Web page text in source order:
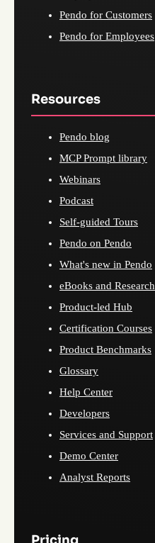
Pendo for Customers
Pendo for Employees
Resources
Pendo blog
MCP Prompt library
Webinars
Podcast
Self-guided Tours
Pendo on Pendo
What's new in Pendo
eBooks and Research
Product-led Hub
Certification Courses
Product Benchmarks
Glossary
Help Center
Developers
Services and Support
Demo Center
Analyst Reports
Pricing